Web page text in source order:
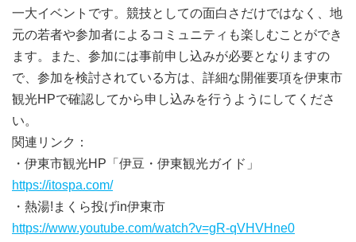
一大イベントです。競技としての面白さだけではなく、地
元の若者や参加者によるコミュニティも楽しむことができ
ます。また、参加には事前申し込みが必要となりますの
で、参加を検討されている方は、詳細な開催要項を伊東市
観光HPで確認してから申し込みを行うようにしてくださ
い。
関連リンク：
・伊東市観光HP「伊豆・伊東観光ガイド」
https://itospa.com/
・熱湯!まくら投げin伊東市
https://www.youtube.com/watch?v=gR-qVHVHne0